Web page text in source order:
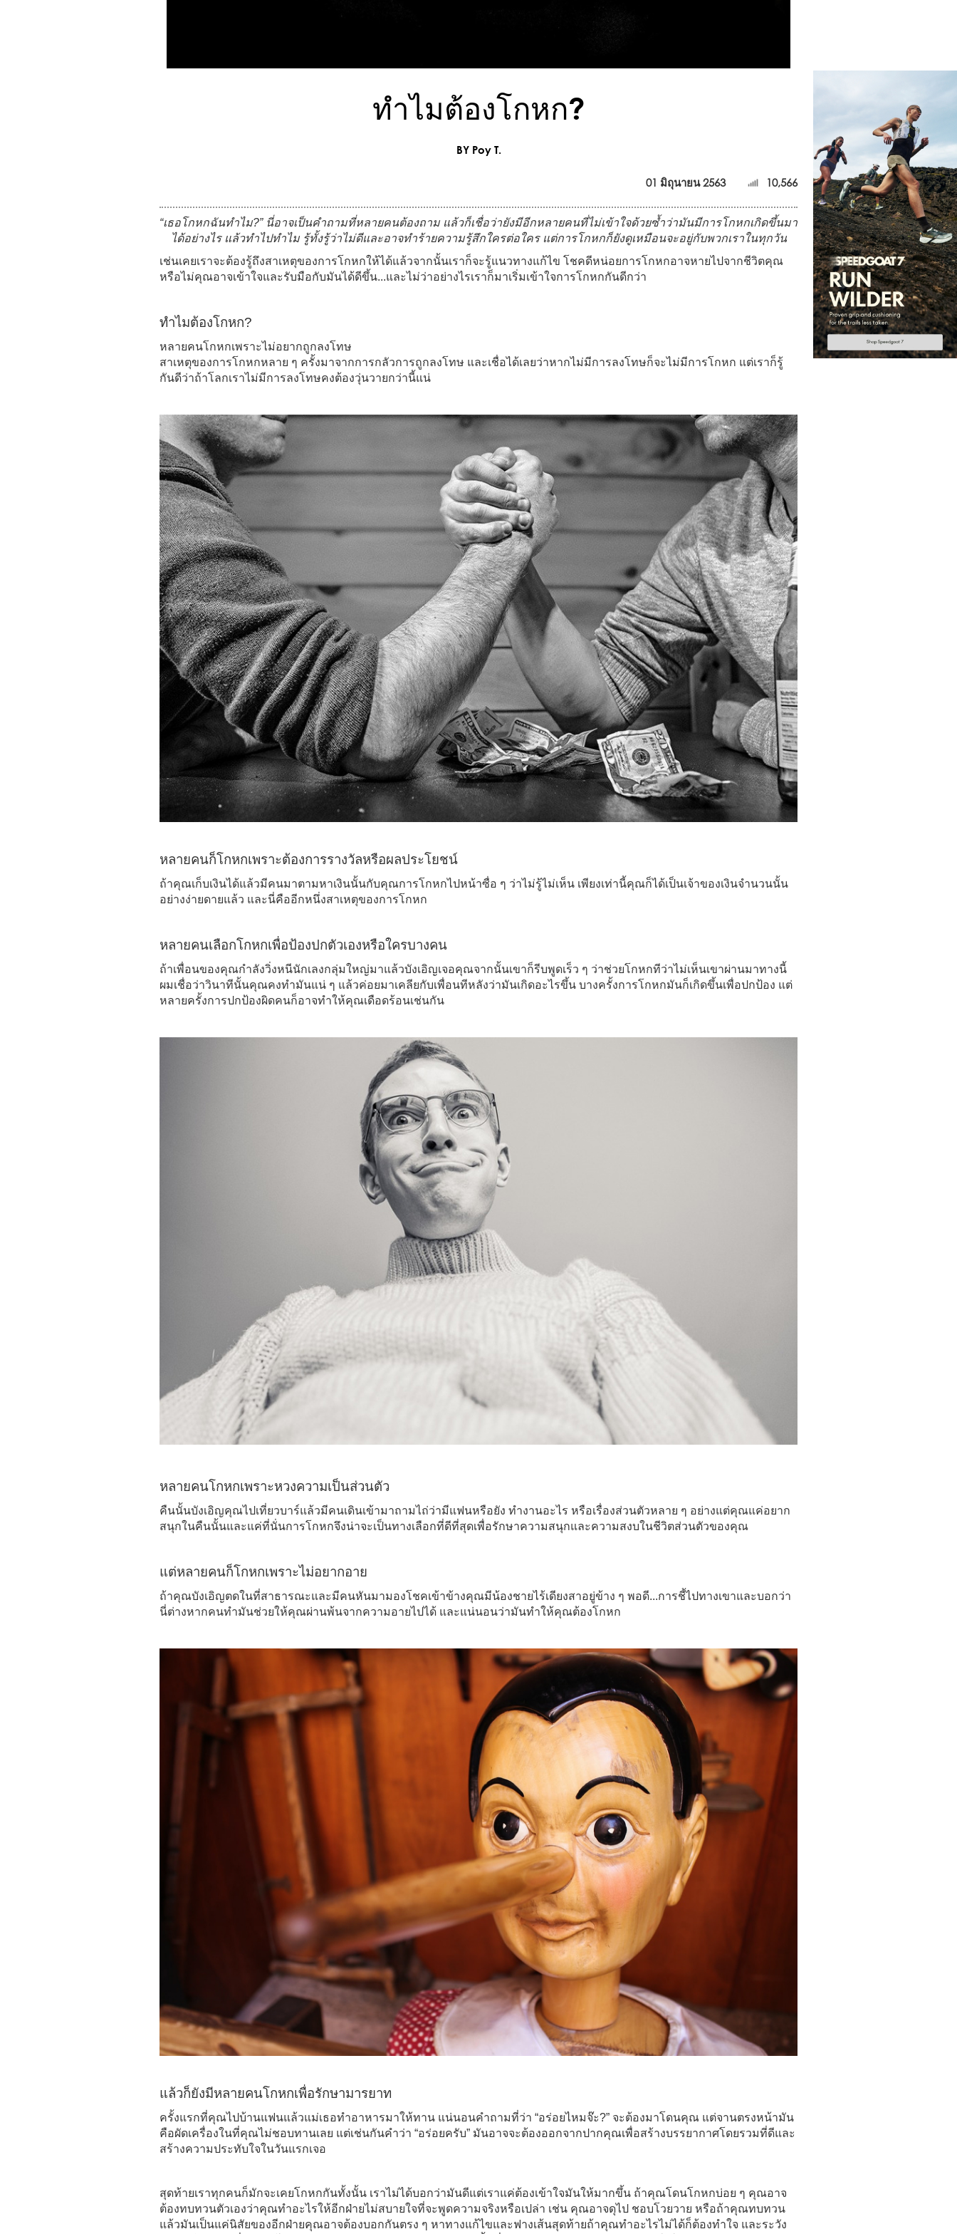
ทำไมต้องโกหก?
BY Poy T.
01 มิถุนายน 2563 10,566
“เธอโกหกฉันทำไม?” นี่อาจเป็นคำถามที่หลายคนต้องถาม แล้วก็เชื่อว่ายังมีอีกหลายคนที่ไม่เข้าใจด้วยซ้ำว่ามันมีการโกหกเกิดขึ้นมา
ได้อย่างไร แล้วทำไปทำไม รู้ทั้งรู้ว่าไม่ดีและอาจทำร้ายความรู้สึกใครต่อใคร แต่การโกหกก็ยังดูเหมือนจะอยู่กับพวกเราในทุกวัน
เช่นเคยเราจะต้องรู้ถึงสาเหตุของการโกหกให้ได้แล้วจากนั้นเราก็จะรู้แนวทางแก้ไข โชคดีหน่อยการโกหกอาจหายไปจากชีวิตคุณ
หรือไม่คุณอาจเข้าใจและรับมือกับมันได้ดีขึ้น...และไม่ว่าอย่างไรเราก็มาเริ่มเข้าใจการโกหกกันดีกว่า
ทำไมต้องโกหก?
หลายคนโกหกเพราะไม่อยากถูกลงโทษ
สาเหตุของการโกหกหลาย ๆ ครั้งมาจากการกลัวการถูกลงโทษ และเชื่อได้เลยว่าหากไม่มีการลงโทษก็จะไม่มีการโกหก แต่เราก็รู้
กันดีว่าถ้าโลกเราไม่มีการลงโทษคงต้องวุ่นวายกว่านี้แน่
หลายคนก็โกหกเพราะต้องการรางวัลหรือผลประโยชน์
ถ้าคุณเก็บเงินได้แล้วมีคนมาตามหาเงินนั้นกับคุณการโกหกไปหน้าซื่อ ๆ ว่าไม่รู้ไม่เห็น เพียงเท่านี้คุณก็ได้เป็นเจ้าของเงินจำนวนนั้น
อย่างง่ายดายแล้ว และนี่คืออีกหนึ่งสาเหตุของการโกหก
หลายคนเลือกโกหกเพื่อป้องปกตัวเองหรือใครบางคน
ถ้าเพื่อนของคุณกำลังวิ่งหนีนักเลงกลุ่มใหญ่มาแล้วบังเอิญเจอคุณจากนั้นเขาก็รีบพูดเร็ว ๆ ว่าช่วยโกหกทีว่าไม่เห็นเขาผ่านมาทางนี้
ผมเชื่อว่าวินาทีนั้นคุณคงทำมันแน่ ๆ แล้วค่อยมาเคลียกับเพื่อนทีหลังว่ามันเกิดอะไรขึ้น บางครั้งการโกหกมันก็เกิดขึ้นเพื่อปกป้อง แต่
หลายครั้งการปกป้องผิดคนก็อาจทำให้คุณเดือดร้อนเช่นกัน
หลายคนโกหกเพราะหวงความเป็นส่วนตัว
คืนนั้นบังเอิญคุณไปเที่ยวบาร์แล้วมีคนเดินเข้ามาถามไถ่ว่ามีแฟนหรือยัง ทำงานอะไร หรือเรื่องส่วนตัวหลาย ๆ อย่างแต่คุณแค่อยาก
สนุกในคืนนั้นและแค่ที่นั่นการโกหกจึงน่าจะเป็นทางเลือกที่ดีที่สุดเพื่อรักษาความสนุกและความสงบในชีวิตส่วนตัวของคุณ
แต่หลายคนก็โกหกเพราะไม่อยากอาย
ถ้าคุณบังเอิญตดในที่สาธารณะและมีคนหันมามองโชคเข้าข้างคุณมีน้องชายไร้เดียงสาอยู่ข้าง ๆ พอดี...การชี้ไปทางเขาและบอกว่า
นี่ต่างหากคนทำมันช่วยให้คุณผ่านพ้นจากความอายไปได้ และแน่นอนว่ามันทำให้คุณต้องโกหก
แล้วก็ยังมีหลายคนโกหกเพื่อรักษามารยาท
ครั้งแรกที่คุณไปบ้านแฟนแล้วแม่เธอทำอาหารมาให้ทาน แน่นอนคำถามที่ว่า “อร่อยไหมจ๊ะ?” จะต้องมาโดนคุณ แต่จานตรงหน้ามัน
คือผัดเครื่องในที่คุณไม่ชอบทานเลย แต่เช่นกันคำว่า “อร่อยครับ” มันอาจจะต้องออกจากปากคุณเพื่อสร้างบรรยากาศโดยรวมที่ดีและ
สร้างความประทับใจในวันแรกเจอ
สุดท้ายเราทุกคนก็มักจะเคยโกหกกันทั้งนั้น เราไม่ได้บอกว่ามันดีแต่เราแค่ต้องเข้าใจมันให้มากขึ้น ถ้าคุณโดนโกหกบ่อย ๆ คุณอาจ
ต้องทบทวนตัวเองว่าคุณทำอะไรให้อีกฝ่ายไม่สบายใจที่จะพูดความจริงหรือเปล่า เช่น คุณอาจดุไป ชอบโวยวาย หรือถ้าคุณทบทวน
แล้วมันเป็นแค่นิสัยของอีกฝ่ายคุณอาจต้องบอกกันตรง ๆ หาทางแก้ไขและฟางเส้นสุดท้ายถ้าคุณทำอะไรไม่ได้ก็ต้องทำใจ และระวัง